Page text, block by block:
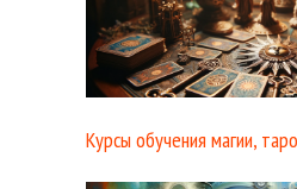
Курсы обучения магии,